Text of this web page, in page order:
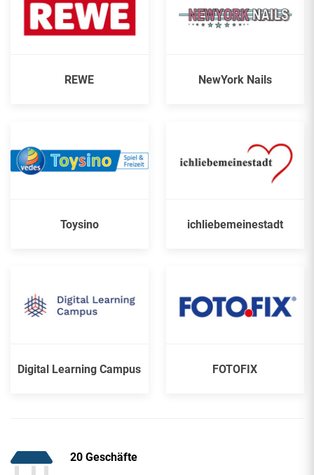
REWE NewYork Nails
Toysino ichliebemeinestadt
Digital Learning Campus FOTOFIX
20 Geschäfte